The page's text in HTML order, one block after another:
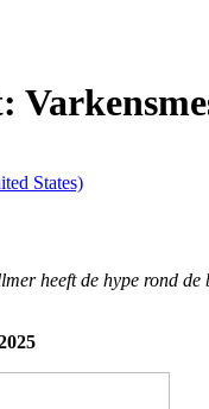
heeft de hype rond